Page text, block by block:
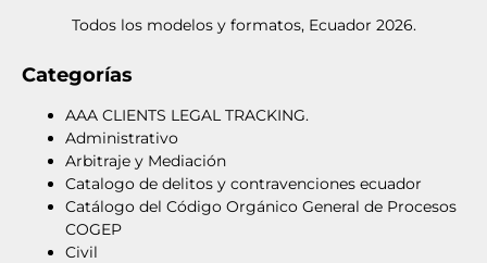
Todos los modelos y formatos, Ecuador 2026.
Categorías
AAA CLIENTS LEGAL TRACKING.
Administrativo
Arbitraje y Mediación
Catalogo de delitos y contravenciones ecuador
Catálogo del Código Orgánico General de Procesos
COGEP
Civil